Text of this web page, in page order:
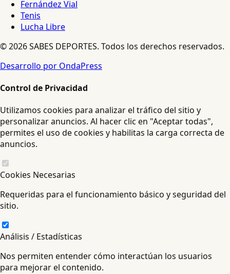
Fernández Vial
Tenis
Lucha Libre
© 2026 SABES DEPORTES. Todos los derechos reservados.
Desarrollo por OndaPress
Control de Privacidad
Utilizamos cookies para analizar el tráfico del sitio y
personalizar anuncios. Al hacer clic en "Aceptar todas",
permites el uso de cookies y habilitas la carga correcta de
anuncios.
Cookies Necesarias
Requeridas para el funcionamiento básico y seguridad del
sitio.
Análisis / Estadísticas
Nos permiten entender cómo interactúan los usuarios
para mejorar el contenido.